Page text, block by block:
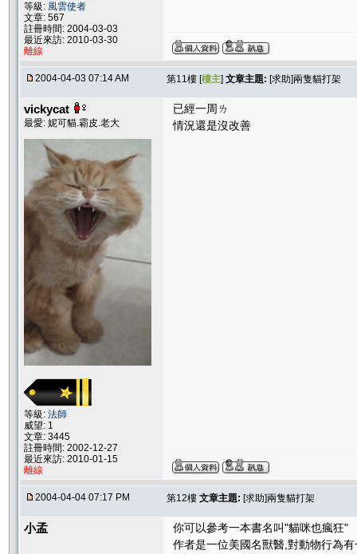
等級: 風雲使者
文章: 567
註冊時間: 2004-03-03
最近來訪: 2010-03-30
離線
2004-04-03 07:14 AM 第11樓 [樓主] 文章主題: [求助]兩隻貓打架
vickycat
最愛: 妮可貓.霸皮.老大
等級: 法師
威望: 1
文章: 3445
註冊時間: 2002-12-27
最近來訪: 2010-01-15
離線
已經一周ㄌ
情況還是沒改善
2004-04-04 07:17 PM 第12樓 文章主題: [求助]兩隻貓打架
小孟
你可以參考一本書名叫"貓咪也瘋狂"
作者是一位美國名獸醫,對動物行為